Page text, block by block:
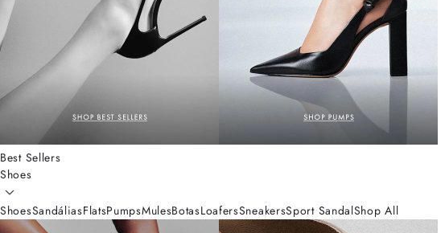
Best Sellers
Shoes
ShoesSandáliasFlatsPumpsMulesBotasLoafersSneakersSport SandalShop All